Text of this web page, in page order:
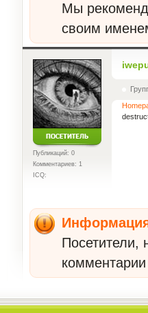
Мы
своим
Публикаций: 0
Комментариев: 1
ICQ:
Посетители,